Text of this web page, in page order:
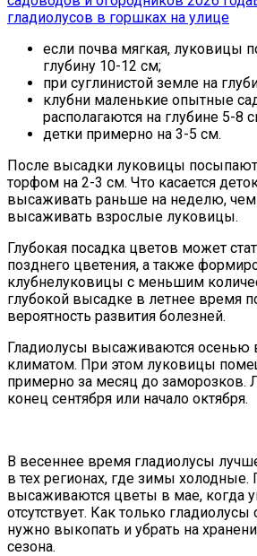
гладиолусов в горшках на улице
если почва мягкая, луковицы
глубину 10-12 см;
при суглинистой земле на
клубни маленькие опытные
располагаются на глубине 5-8
детки примерно на 3-5 см.
После высадки луковицы
торфом на 2-3 см. Что касается
высаживать раньше на неделю, чем
высаживать взрослые луковицы.
Глубокая посадка цветов может
позднего цветения, а также
клубнелуковицы с меньшим
глубокой высадке в летнее время
вероятность развития болезней.
Гладиолусы высаживаются осенью
климатом. При этом луковицы
примерно за месяц до заморозков.
конец сентября или начало октября.
В весеннее время гладиолусы
в тех регионах, где зимы холодные.
высаживаются цветы в мае, когда
отсутствует. Как только
нужно выкопать и убрать на
сезона.